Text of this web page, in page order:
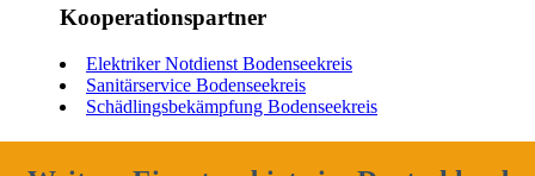
Kooperationspartner
Elektriker Notdienst Bodenseekreis
Sanitärservice Bodenseekreis
Schädlingsbekämpfung Bodenseekreis